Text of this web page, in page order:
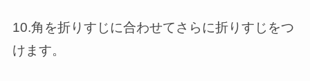
10.角を折りすじに合わせてさらに折りすじをつ
けます。